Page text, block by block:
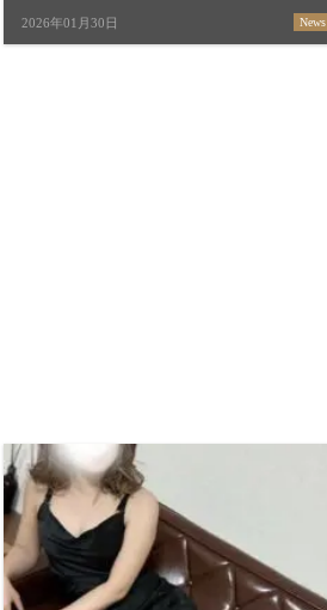
ご案内時間＆お店からの新着メッセージ
↓https://estama.jp/shop/34900/【すすき […]
2026年01月30日 News